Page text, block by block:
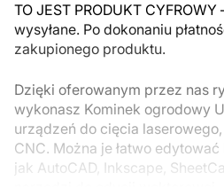
TO JEST PRODUKT
wysyłane. Po dokonaniu
zakupionego produktu.
Dzięki oferowanym przez nas
wykonasz Kominek ogrodowy
urządzeń do cięcia
CNC. Można je łatwo
jak AutoCAD, Inkscape,